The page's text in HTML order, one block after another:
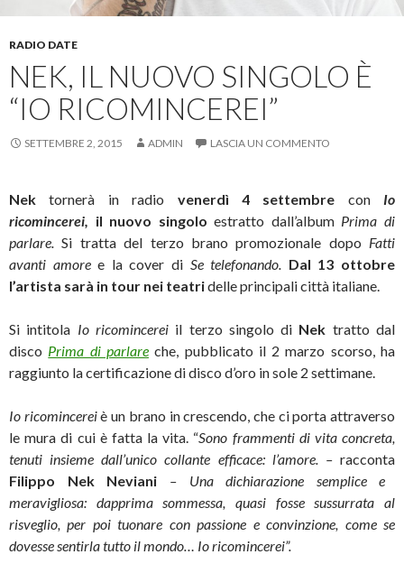
RADIO DATE
NEK, IL NUOVO SINGOLO È
“IO RICOMINCEREI”
SETTEMBRE 2, 2015 ADMIN LASCIA UN COMMENTO
Nek tornerà in radio venerdì 4 settembre con
Io
ricomincerei,
il nuovo singoloestratto dall’album Prima di
parlare.Si tratta del terzo brano promozionale dopo Fatti
avanti amoree la cover di Se telefonando.
Dal 13 ottobre
l’artista sarà in tour nei teatridelle principali città italiane.
Si intitola Io ricomincerei il terzo singolo di Nek tratto dal
disco Prima di parlare che, pubblicato il 2 marzo scorso, ha
raggiunto la certificazione di disco d’oro in sole 2 settimane.
Io ricomincereiè un brano in crescendo, che ci porta attraverso
le mura di cui è fatta la vita. “Sono frammenti di vita concreta,
tenuti insieme dall’unico collante efficace: l’amore.
–racconta
Filippo Nek Neviani – Una dichiarazione semplice e
meravigliosa: dapprima sommessa, quasi fosse sussurrata al
risveglio, per poi tuonare con passione e convinzione, come se
dovesse sentirla tutto il mondo… Io ricomincerei”.